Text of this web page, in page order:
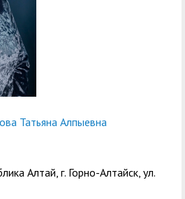
Татьяна Алпыевна
Алтай, г. Горно-Алтайск, ул.